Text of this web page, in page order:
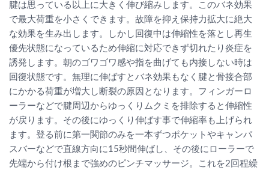
腱は思っている以上に大きく伸び縮みします。このバネ効果
で最大荷重を小さくできます。故障を抑え保持力拡大に絶大
な効果を生み出します。しかし回復中は伸縮性を落とし再生
優先状態になっているため伸縮に対応できず切れたり炎症を
誘発します。朝のゴワゴワ感や指を曲げても内接しない時は
回復状態です。無理に伸ばすとバネ効果もなく腱と骨接合部
にかかる荷重が増大し断裂の原因となります。フィンガーロ
ーラーなどで腱周辺からゆっくりムクミを排除すると伸縮性
が戻ります。その後にゆっくり伸ばす事で伸縮率も上げられ
ます。登る前に第一関節のみを一本ずつポケットやキャンパ
スバーなどで直線方向に15秒間伸ばし、その後にローラーで
先端から付け根まで強めのピンチマッサージ。これを2回程繰